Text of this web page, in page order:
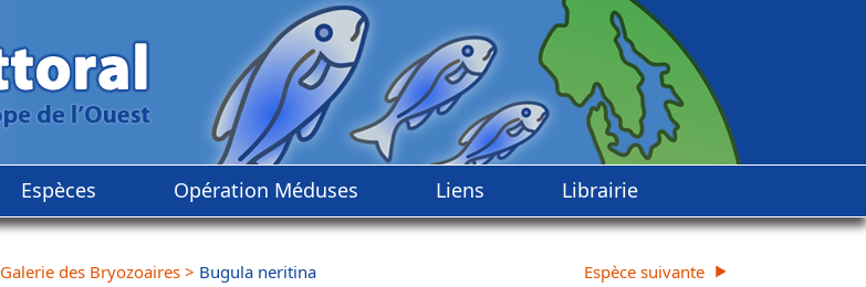
Espèces Opération Méduses Liens Librairie
Galerie des Bryozoaires > Bugula neritina Espèce suivante